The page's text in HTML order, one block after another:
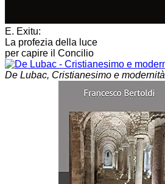
E. Exitu:
La profezia della luce
per capire il Concilio
De Lubac, Cristianesimo e modernità